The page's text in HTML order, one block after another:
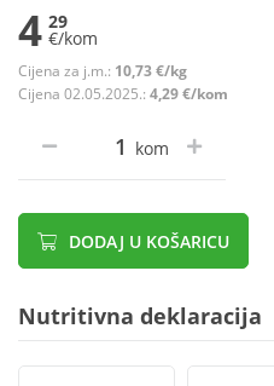
4 29
€/kom
Cijena za j.m.: 10,73 €/kg
Cijena 02.05.2025.: 4,29 €/kom
kom
DODAJ U KOŠARICU
Nutritivna deklaracija